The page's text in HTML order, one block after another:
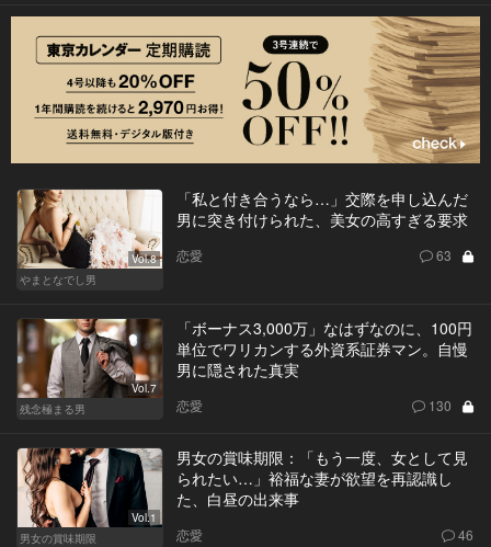
Vol.8
やまとなでし男
「私と付き合うなら…」交際を申し込んだ
男に突き付けられた、美女の高すぎる要求
恋愛 63
Vol.7
残念極まる男
「ボーナス3,000万」なはずなのに、100円
単位でワリカンする外資系証券マン。自慢
男に隠された真実
恋愛 130
Vol.1
男女の賞味期限
男女の賞味期限：「もう一度、女として見
られたい…」裕福な妻が欲望を再認識し
た、白昼の出来事
恋愛 46